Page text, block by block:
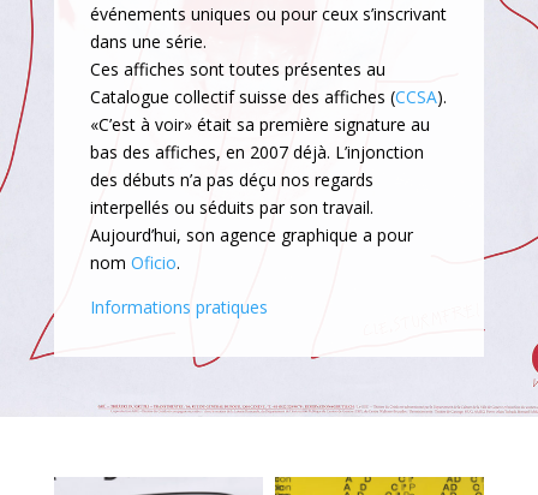
événements uniques ou pour ceux s’inscrivant
dans une série.
Ces affiches sont toutes présentes au
Catalogue collectif suisse des affiches (CCSA).
«C’est à voir» était sa première signature au
bas des affiches, en 2007 déjà. L’injonction
des débuts n’a pas déçu nos regards
interpellés ou séduits par son travail.
Aujourd’hui, son agence graphique a pour
nom Oficio.
Informations pratiques